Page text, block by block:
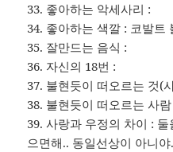
33. 좋아하는 악세사리 :
34. 좋아하는 색깔 : 코발트
35. 잘만드는 음식 :
36. 자신의 18번 :
37. 불현듯이 떠오르는 것(
38. 불현듯이 떠오르는 사
39. 사랑과 우정의 차이 :
으면해.. 동일선상이 아니야